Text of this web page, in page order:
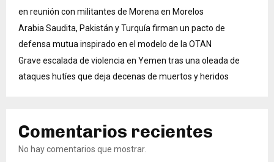
en reunión con militantes de Morena en Morelos
Arabia Saudita, Pakistán y Turquía firman un pacto de
defensa mutua inspirado en el modelo de la OTAN
Grave escalada de violencia en Yemen tras una oleada de
ataques hutíes que deja decenas de muertos y heridos
Comentarios recientes
No hay comentarios que mostrar.